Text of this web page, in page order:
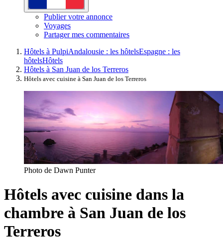
Publier votre annonce
Voyages
Partager mes commentaires
Hôtels à PulpiAndalousie : les hôtelsEspagne : les
hôtelsHôtels
Hôtels à San Juan de los Terreros
Hôtels avec cuisine à San Juan de los Terreros
Photo de Dawn Punter
Hôtels avec cuisine dans la
chambre à San Juan de los
Terreros